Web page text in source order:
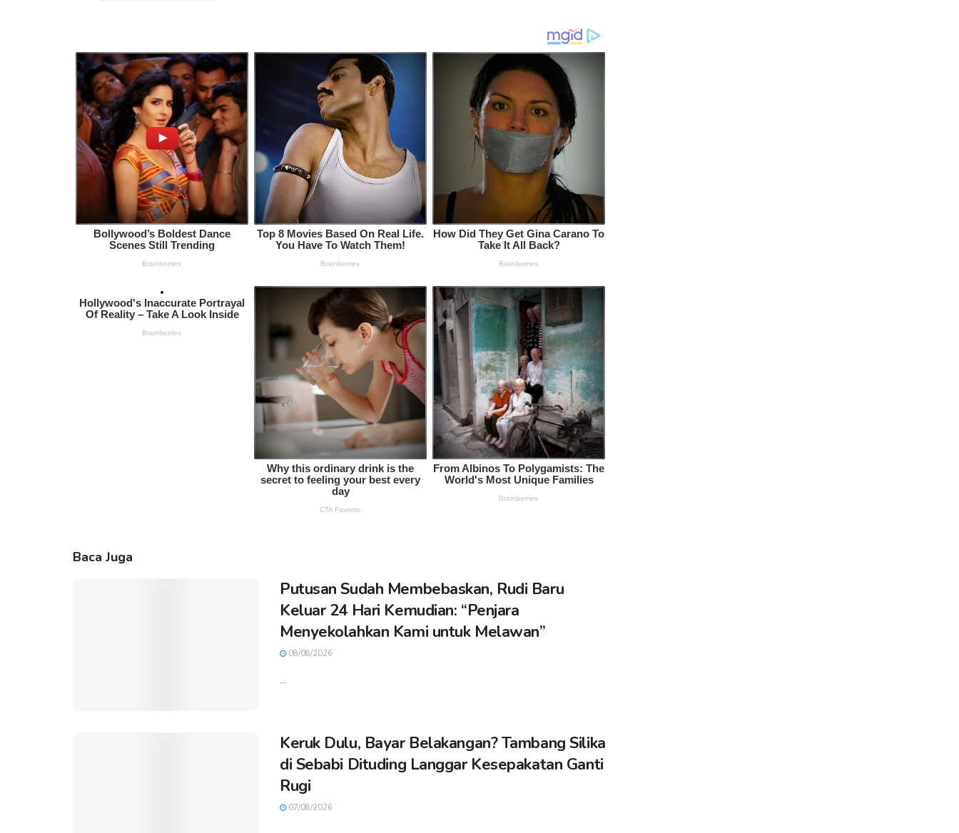
Baca Juga
Putusan Sudah Membebaskan, Rudi Baru
Keluar 24 Hari Kemudian: “Penjara
Menyekolahkan Kami untuk Melawan”
08/08/2026
Keruk Dulu, Bayar Belakangan? Tambang Silika
di Sebabi Dituding Langgar Kesepakatan Ganti
Rugi
07/08/2026